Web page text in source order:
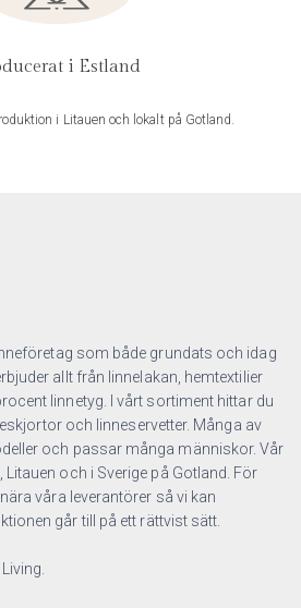
i Estland
i Litauen och lokalt på Gotland.
som både grundats och idag
allt från linnelakan, hemtextilier
linnetyg. I vårt sortiment hittar du
och linneservetter. Många av
och passar många människor. Vår
och i Sverige på Gotland. För
våra leverantörer så vi kan
går till på ett rättvist sätt.